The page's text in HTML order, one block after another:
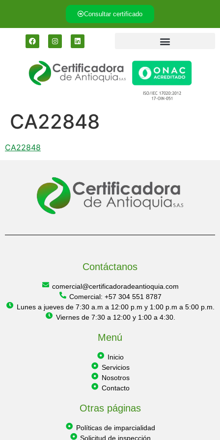
Consultar certificado
CA22848
CA22848
Contáctanos
comercial@certificadoradeantioquia.com
Comercial: +57 304 551 8787
Lunes a jueves de 7:30 a.m a 12:00 p.m y 1:00 p.m a 5:00 p.m.
Viernes de 7:30 a 12:00 y 1:00 a 4:30.
Menú
Inicio
Servicios
Nosotros
Contacto
Otras páginas
Políticas de imparcialidad
Solicitud de inspección